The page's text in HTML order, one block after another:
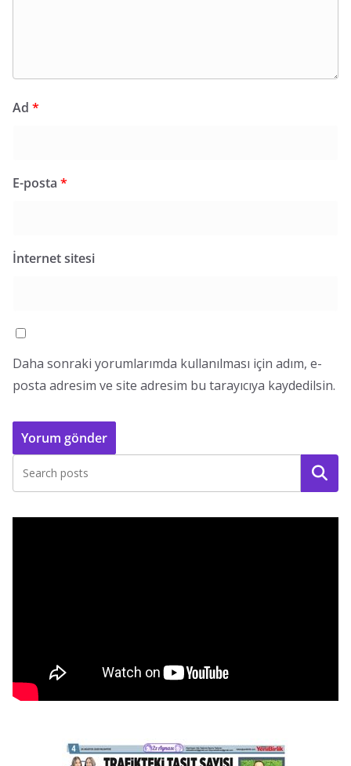
Ad *
E-posta *
İnternet sitesi
Daha sonraki yorumlarımda kullanılması için adım, e-
posta adresim ve site adresim bu tarayıcıya kaydedilsin.
Ara